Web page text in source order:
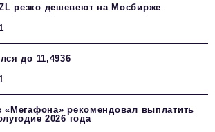
резко дешевеют на Мосбирже
до 11,4936
«Мегафона» рекомендовал выплатить
2026 года